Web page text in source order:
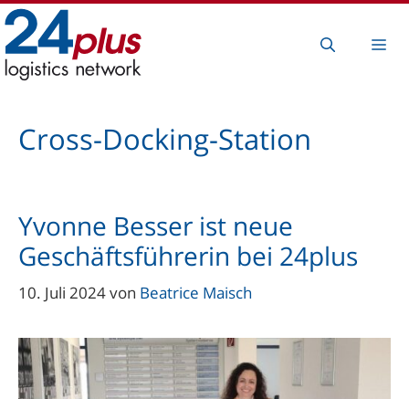
Zum
Inhalt
springen
Cross-Docking-Station
Yvonne Besser ist neue
Geschäftsführerin bei 24plus
10. Juli 2024von Beatrice Maisch